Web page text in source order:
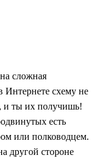
сложная
Интернете схему не
и ты их получишь!
есть
или полководцем.
другой стороне